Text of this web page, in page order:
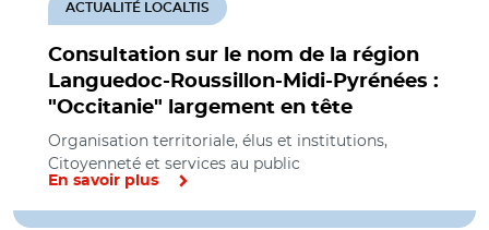
Consultation sur le nom de la région
Languedoc-Roussillon-Midi-Pyrénées :
"Occitanie" largement en tête
ACTUALITÉ LOCALTIS
Organisation territoriale, élus et institutions,
Citoyenneté et services au public
En savoir plus